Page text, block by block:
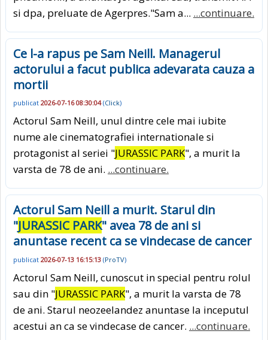
si dpa, preluate de Agerpres."Sam a... ...continuare.
Ce l-a rapus pe Sam Neill. Managerul
actorului a facut publica adevarata cauza a
mortii
publicat 2026-07-16 08:30:04(Click)
Actorul Sam Neill, unul dintre cele mai iubite
nume ale cinematografiei internationale si
protagonist al seriei "JURASSIC PARK", a murit la
varsta de 78 de ani. ...continuare.
Actorul Sam Neill a murit. Starul din
"JURASSIC PARK" avea 78 de ani si
anuntase recent ca se vindecase de cancer
publicat 2026-07-13 16:15:13 (ProTV)
Actorul Sam Neill, cunoscut in special pentru rolul
sau din "JURASSIC PARK", a murit la varsta de 78
de ani. Starul neozeelandez anuntase la inceputul
acestui an ca se vindecase de cancer. ...continuare.